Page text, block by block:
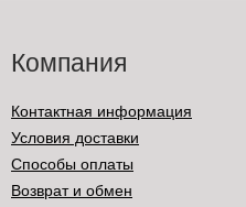
Компания
Контактная информация
Условия доставки
Способы оплаты
Возврат и обмен